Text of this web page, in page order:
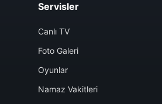
Servisler
Canlı TV
Foto Galeri
Oyunlar
Namaz Vakitleri